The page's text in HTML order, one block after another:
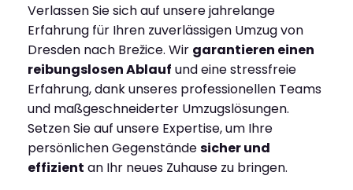
Verlassen Sie sich auf unsere jahrelange
Erfahrung für Ihren zuverlässigen Umzug von
Dresden nach Brežice. Wir garantieren einen
reibungslosen Ablauf und eine stressfreie
Erfahrung, dank unseres professionellen Teams
und maßgeschneiderter Umzugslösungen.
Setzen Sie auf unsere Expertise, um Ihre
persönlichen Gegenständesicher und
effizient an Ihr neues Zuhause zu bringen.